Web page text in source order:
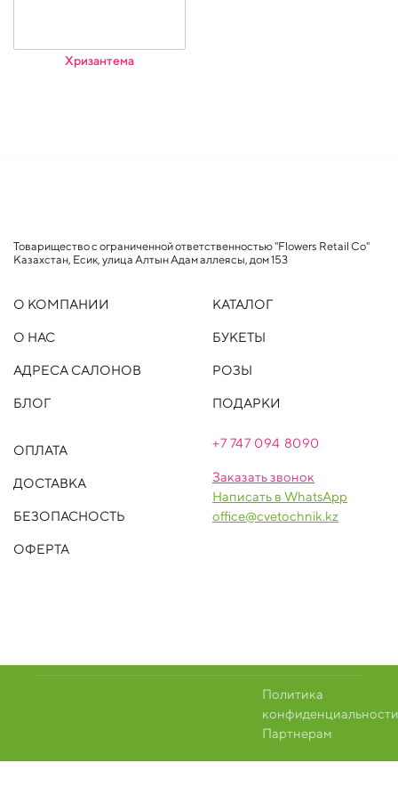
Хризантема
Товарищество с ограниченной ответственностью "Flowers Retail Co"
Казахстан, Есик, улица Алтын Адам аллеясы, дом 153
О КОМПАНИИ
О НАС
АДРЕСА САЛОНОВ
БЛОГ
КАТАЛОГ
БУКЕТЫ
РОЗЫ
ПОДАРКИ
ОПЛАТА
ДОСТАВКА
БЕЗОПАСНОСТЬ
ОФЕРТА
+7 747 094 8090
Заказать звонок
Написать в WhatsApp
office@cvetochnik.kz
Политика
Партнерам